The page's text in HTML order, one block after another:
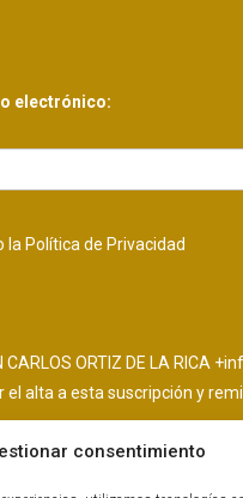
consentimiento
electrónico:
la Política de Privacidad
CARLOS ORTIZ DE LA RICA
el alta a esta suscripción y
del interesado+info